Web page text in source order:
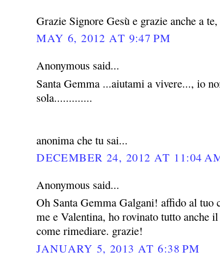
Grazie Signore Gesù e grazie anche a
MAY 6, 2012 AT 9:47 PM
Anonymous said...
Santa Gemma ...aiutami a vivere..., io
sola.............
anonima che tu sai...
DECEMBER 24, 2012 AT 11:04
Anonymous said...
Oh Santa Gemma Galgani! affido al tuo
me e Valentina, ho rovinato tutto anche
come rimediare. grazie!
JANUARY 5, 2013 AT 6:38 PM